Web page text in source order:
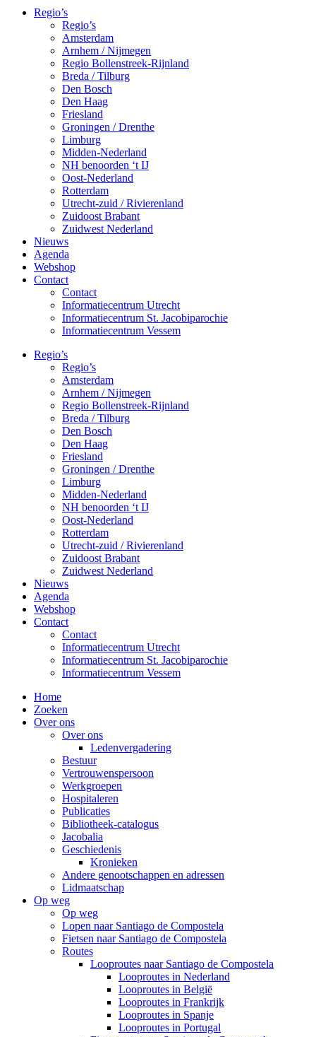
Regio’s
Regio’s
Amsterdam
Arnhem / Nijmegen
Regio Bollenstreek-Rijnland
Breda / Tilburg
Den Bosch
Den Haag
Friesland
Groningen / Drenthe
Limburg
Midden-Nederland
NH benoorden ‘t IJ
Oost-Nederland
Rotterdam
Utrecht-zuid / Rivierenland
Zuidoost Brabant
Zuidwest Nederland
Nieuws
Agenda
Webshop
Contact
Contact
Informatiecentrum Utrecht
Informatiecentrum St. Jacobiparochie
Informatiecentrum Vessem
Regio’s
Regio’s
Amsterdam
Arnhem / Nijmegen
Regio Bollenstreek-Rijnland
Breda / Tilburg
Den Bosch
Den Haag
Friesland
Groningen / Drenthe
Limburg
Midden-Nederland
NH benoorden ‘t IJ
Oost-Nederland
Rotterdam
Utrecht-zuid / Rivierenland
Zuidoost Brabant
Zuidwest Nederland
Nieuws
Agenda
Webshop
Contact
Contact
Informatiecentrum Utrecht
Informatiecentrum St. Jacobiparochie
Informatiecentrum Vessem
Home
Zoeken
Over ons
Over ons
Ledenvergadering
Bestuur
Vertrouwenspersoon
Werkgroepen
Hospitaleren
Publicaties
Bibliotheek-catalogus
Jacobalia
Geschiedenis
Kronieken
Andere genootschappen en adressen
Lidmaatschap
Op weg
Op weg
Lopen naar Santiago de Compostela
Fietsen naar Santiago de Compostela
Routes
Looproutes naar Santiago de Compostela
Looproutes in Nederland
Looproutes in België
Looproutes in Frankrijk
Looproutes in Spanje
Looproutes in Portugal